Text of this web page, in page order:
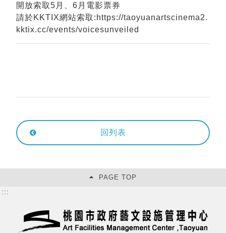
開放索取5月、6月電影票券
請於KKTIX網站索取:https://taoyuanartscinema2.
kktix.cc/events/voicesunveiled
回列表
PAGE TOP
:::